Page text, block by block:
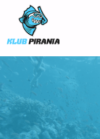
HOKEJ